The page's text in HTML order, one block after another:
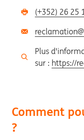
(+352) 26 25
Plus
sur : https://
Comment
?